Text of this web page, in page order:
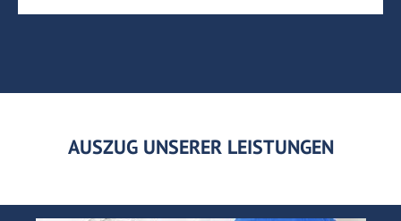
AUSZUG UNSERER LEISTUNGEN